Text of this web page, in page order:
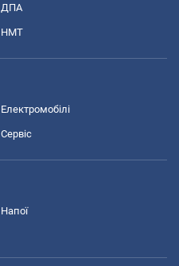
ДПА
НМТ
Електромобілі
Сервіс
Напої